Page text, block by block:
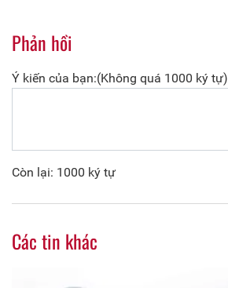
Phản hồi
Ý kiến của bạn:(Không quá 1000 ký tự)
Còn lại: 1000 ký tự
Các tin khác